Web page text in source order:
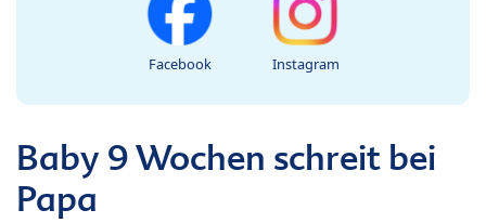
Facebook Instagram
Baby 9 Wochen schreit bei
Papa